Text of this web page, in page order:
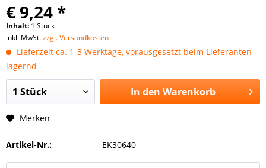
€ 9,24 *
Inhalt: 1 Stück
inkl. MwSt.zzgl. Versandkosten
Lieferzeit ca. 1-3 Werktage, vorausgesetzt beim Lieferanten
lagernd
In den Warenkorb
Merken
Artikel-Nr.: EK30640